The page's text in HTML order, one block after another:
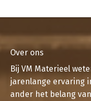
Over ons
Bij VM Materieel
jarenlange ervaring
ander het belang